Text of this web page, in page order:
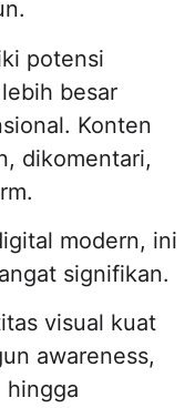
potensi
besar
Konten
dikomentari,
modern, ini
signifikan.
visual kuat
awareness,
hingga